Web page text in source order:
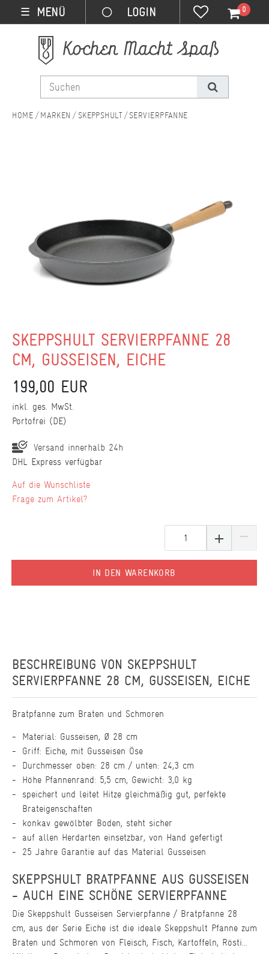
☰ MENÜ 0
MARKEN SKEPPSHULT SERVIERPFANNE
SKEPPSHULT SERVIERPFANNE 28
CM, GUSSEISEN, EICHE
199,00 EUR
inkl. ges. MwSt.
Portofrei (DE)
Versand innerhalb 24h
DHL Express verfügbar
IN DEN WARENKORB
Wunschliste
Frage zum Artikel?
BESCHREIBUNG VON SKEPPSHULT
SERVIERPFANNE 28 CM, GUSSEISEN, EICHE
Bratpfanne zum Braten und Schmoren
Material: Gusseisen, Ø 28 cm
Griff: Eiche, mit Gusseisen Öse
Durchmesser oben: 28 cm / unten: 24,3 cm
Höhe Pfannenrand: 5,5 cm, Gewicht: 3,0 kg
speichert und leitet Hitze gleichmäßig gut, perfekte
Brateigenschaften
konkav gewölbter Boden, steht sicher
auf allen Herdarten einsetzbar, von Hand gefertigt
25 Jahre Garantie auf das Material Gusseisen
SKEPPSHULT BRATPFANNE AUS GUSSEISEN
- AUCH EINE SCHÖNE SERVIERPFANNE
Die Skeppshult Gusseisen Servierpfanne / Bratpfanne 28
cm, aus der Serie Eiche ist die ideale Skeppshult Pfanne zum
Braten und Schmoren von Fleisch, Fisch, Kartoffeln, Rösti...